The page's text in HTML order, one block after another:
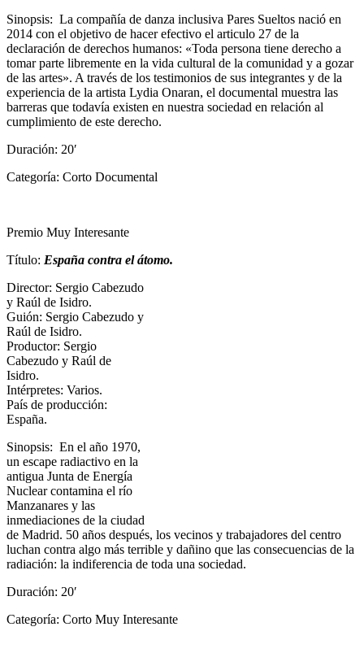
Sinopsis: La compañía de danza inclusiva Pares Sueltos nació en
2014 con el objetivo de hacer efectivo el articulo 27 de la
declaración de derechos humanos: «Toda persona tiene derecho a
tomar parte libremente en la vida cultural de la comunidad y a gozar
de las artes». A través de los testimonios de sus integrantes y de la
experiencia de la artista Lydia Onaran, el documental muestra las
barreras que todavía existen en nuestra sociedad en relación al
cumplimiento de este derecho.
Duración: 20′
Categoría: Corto Documental
Premio Muy Interesante
Título: España contra el átomo.
Director: Sergio Cabezudo
y Raúl de Isidro.
Guión: Sergio Cabezudo y
Raúl de Isidro.
Productor: Sergio
Cabezudo y Raúl de
Isidro.
Intérpretes: Varios.
País de producción:
España.
Sinopsis: En el año 1970,
un escape radiactivo en la
antigua Junta de Energía
Nuclear contamina el río
Manzanares y las
inmediaciones de la ciudad
de Madrid. 50 años después, los vecinos y trabajadores del centro
luchan contra algo más terrible y dañino que las consecuencias de la
radiación: la indiferencia de toda una sociedad.
Duración: 20′
Categoría: Corto Muy Interesante